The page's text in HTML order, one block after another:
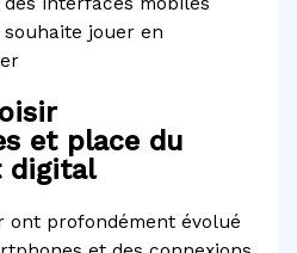
jouer en
et place du
digital
ont profondément évolué